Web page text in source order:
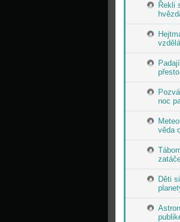
Řekli
noc
věda
Děti